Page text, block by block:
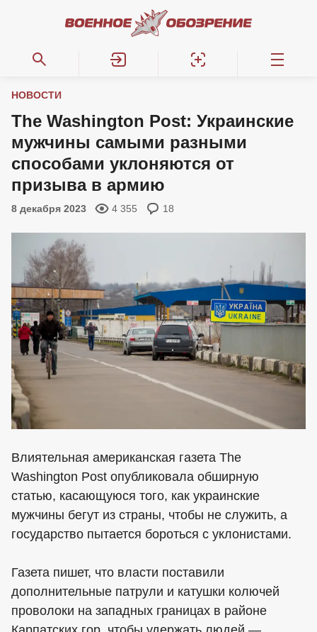
НОВОСТИ
The Washington Post: Украинские
мужчины самыми разными
способами уклоняются от
призыва в армию
8 декабря 2023 4 355 18
Влиятельная американская газета The
Washington Post опубликовала обширную
статью, касающуюся того, как украинские
мужчины бегут из страны, чтобы не служить, а
государство пытается бороться с уклонистами.
Газета пишет, что власти поставили
дополнительные патрули и катушки колючей
проволоки на западных границах в районе